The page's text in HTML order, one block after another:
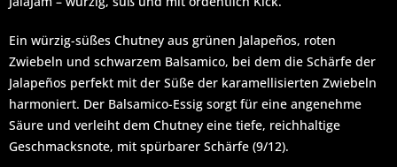
Ein würzig-süßes Chutney aus grünen Jalapeños, roten
Zwiebeln und schwarzem Balsamico, bei dem die Schärfe der
Jalapeños perfekt mit der Süße der karamellisierten Zwiebeln
harmoniert. Der Balsamico-Essig sorgt für eine angenehme
Säure und verleiht dem Chutney eine tiefe, reichhaltige
Geschmacksnote, mit spürbarer Schärfe (9/12).